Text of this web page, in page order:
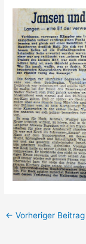
← Vorheriger Beitrag